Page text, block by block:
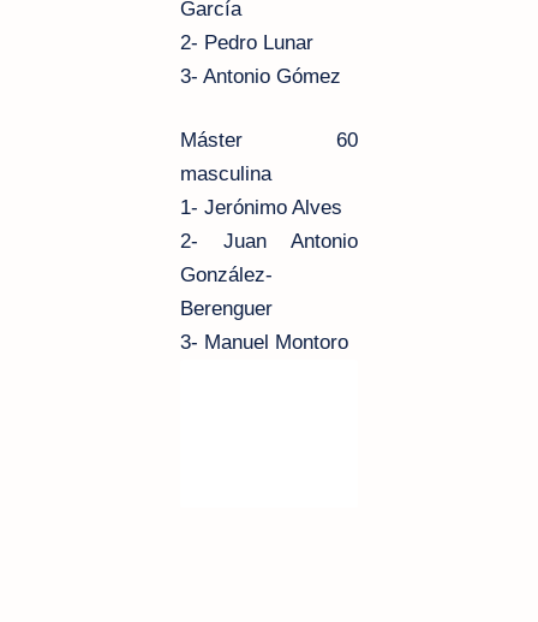
García
2- Pedro Lunar
3- Antonio Gómez
Máster 60
masculina
1- Jerónimo Alves
2- Juan Antonio
González-
Berenguer
3- Manuel Montoro